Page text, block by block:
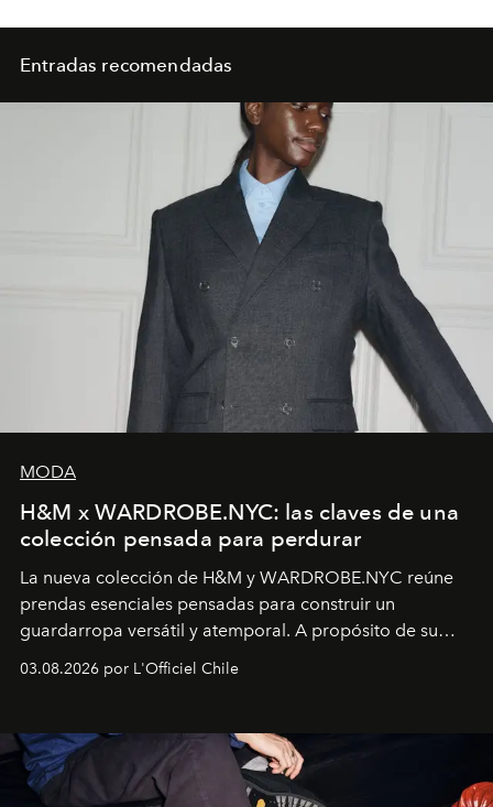
Entradas recomendadas
MODA
H&M x WARDROBE.NYC: las claves de una
colección pensada para perdurar
La nueva colección de H&M y WARDROBE.NYC reúne
prendas esenciales pensadas para construir un
guardarropa versátil y atemporal. A propósito de su
lanzamiento, los fundadores de la firma neoyorquina y
la asesora creativa y jefa de diseño global de la marca
y la filosofía detrás de la propuesta.
03.08.2026 por L'Officiel Chile